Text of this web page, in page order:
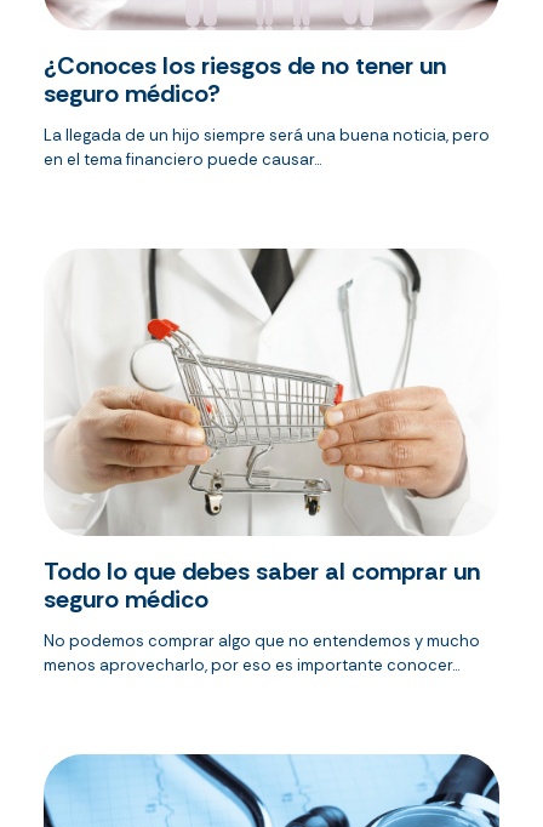
¿Conoces los riesgos de no tener un
seguro médico?
La llegada de un hijo siempre será una buena noticia, pero
en el tema financiero puede causar...
Todo lo que debes saber al comprar un
seguro médico
No podemos comprar algo que no entendemos y mucho
menos aprovecharlo, por eso es importante conocer...